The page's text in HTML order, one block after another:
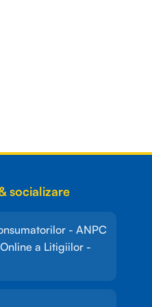
socializare